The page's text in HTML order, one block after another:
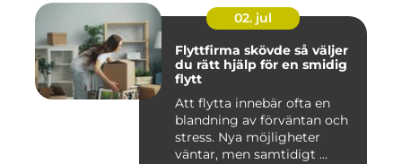
02. jul
Flyttfirma skövde så väljer
du rätt hjälp för en smidig
flytt
Att flytta innebär ofta en
blandning av förväntan och
stress. Nya möjligheter
väntar, men samtidigt ...